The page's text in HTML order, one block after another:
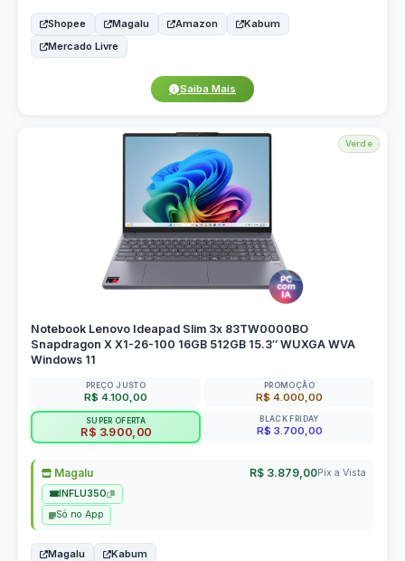
Shopee Magalu Amazon
Kabum
Mercado Livre
Saiba Mais
Verde
Notebook Lenovo Ideapad Slim 3x 83TW0000BO
Snapdragon X X1-26-100 16GB 512GB 15.3″ WUXGA WVA
Windows 11
PREÇO JUSTO
R$ 4.100,00
PROMOÇÃO
R$ 4.000,00
SUPER OFERTA
R$ 3.900,00
BLACK FRIDAY
R$ 3.700,00
Magalu R$ 3.879,00Pix a Vista
INFLU350
Só no App
Magalu Kabum